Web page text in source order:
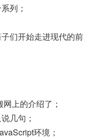
列；
们开始走进现代的前
上的介绍了；
几句；
环境；